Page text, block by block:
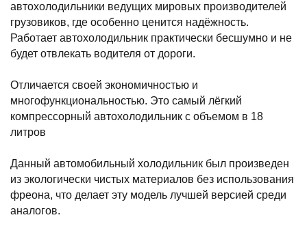
автохолодильники ведущих мировых производителей
грузовиков, где особенно ценится надёжность.
Работает автохолодильник практически бесшумно и не
будет отвлекать водителя от дороги.
Отличается своей экономичностью и
многофункциональностью. Это самый лёгкий
компрессорный автохолодильник с объемом в 18
литров
Данный автомобильный холодильник был произведен
из экологически чистых материалов без использования
фреона, что делает эту модель лучшей версией среди
аналогов.